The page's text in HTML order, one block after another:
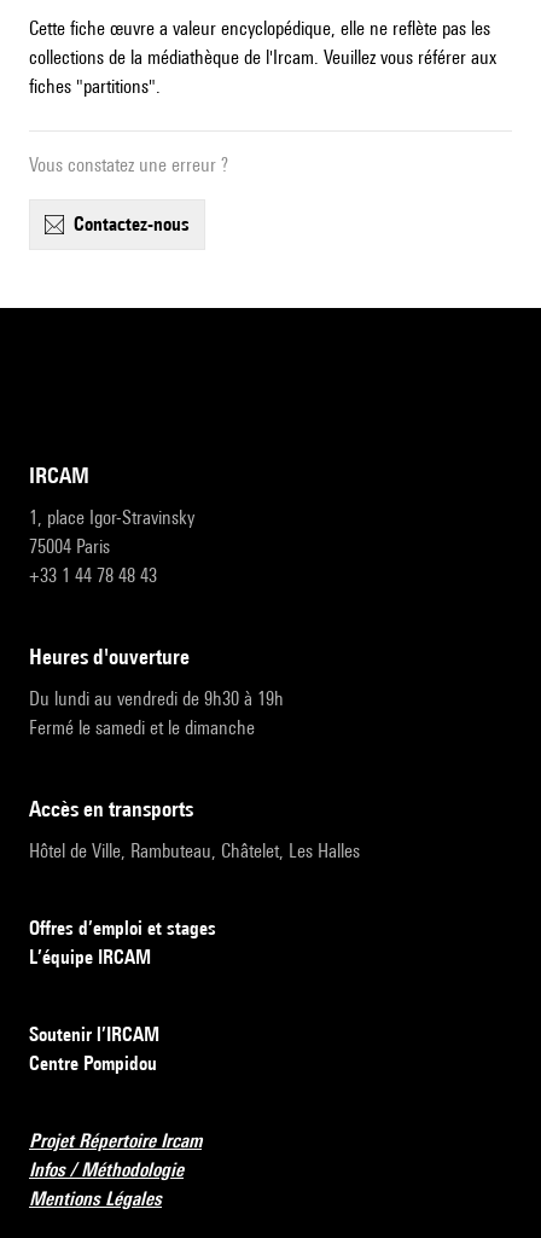
Cette fiche œuvre a valeur encyclopédique, elle ne reflète pas les
collections de la médiathèque de l'Ircam. Veuillez vous référer aux
fiches "partitions".
Vous constatez une erreur ?
contactez-nous
IRCAM
1, place Igor-Stravinsky
75004 Paris
+33 1 44 78 48 43
heures d'ouverture
Du lundi au vendredi de 9h30 à 19h
Fermé le samedi et le dimanche
accès en transports
Hôtel de Ville, Rambuteau, Châtelet, Les Halles
Offres d’emploi et stages
L’équipe IRCAM
Soutenir l’IRCAM
Centre Pompidou
Projet Répertoire Ircam
Infos / Méthodologie
Mentions Légales